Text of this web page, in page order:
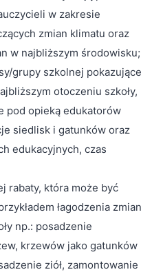
w zakresie
zmian klimatu oraz
w najbliższym środowisku;
grupy szkolnej pokazujące
otoczeniu szkoły,
pod opieką edukatorów
siedlisk i gatunków oraz
edukacyjnych, czas
rabaty, która może być
łagodzenia zmian
np.: posadzenie
krzewów jako gatunków
ziół, zamontowanie